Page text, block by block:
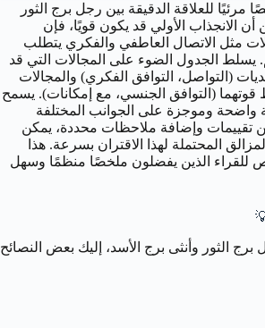
مرئيًا للعلاقة الدقيقة بين رجل برج الثور
الانجذاب الأولي قد يكون قويًا، فإن
مثل الاتصال العاطفي والفكري يتطلب
يسلط الجدول الضوء على المجالات التي قد
(التواصل، التوافق الفكري) والمجالات
قوتهما (التوافق الجنسي، مع إمكانات). يسمح
واضحة وموجزة على الجوانب المختلفة
تقييمات وإضافة ملاحظات محددة، يمكن
المحتملة لهذا الاقتران بسرعة. هذا
للقراء الذين يفضلون ملخصًا منظمًا وسهل
الثور وأنثى برج الأسد، إليك بعض النصائح